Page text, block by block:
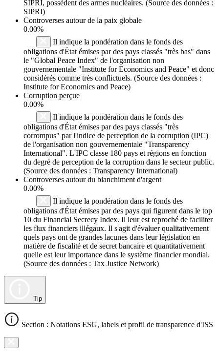
SIPRI, possèdent des armes nucléaires. (Source des données :
SIPRI)
Controverses autour de la paix globale
0.00%
Il indique la pondération dans le fonds des
obligations d'État émises par des pays classés "très bas" dans
le "Global Peace Index" de l'organisation non
gouvernementale "Institute for Economics and Peace" et donc
considérés comme très conflictuels. (Source des données :
Institute for Economics and Peace)
Corruption perçue
0.00%
Il indique la pondération dans le fonds des
obligations d'État émises par des pays classés "très
corrompus" par l'indice de perception de la corruption (IPC)
de l'organisation non gouvernementale "Transparency
International". L'IPC classe 180 pays et régions en fonction
du degré de perception de la corruption dans le secteur public.
(Source des données : Transparency International)
Controverses autour du blanchiment d'argent
0.00%
Il indique la pondération dans le fonds des
obligations d'État émises par des pays qui figurent dans le top
10 du Financial Secrecy Index. Il leur est reproché de faciliter
les flux financiers illégaux. Il s'agit d'évaluer qualitativement
quels pays ont de grandes lacunes dans leur législation en
matière de fiscalité et de secret bancaire et quantitativement
quelle est leur importance dans le système financier mondial.
(Source des données : Tax Justice Network)
Tip
Section : Notations ESG, labels et profil de transparence d'ISS